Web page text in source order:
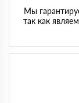
Мы
так как